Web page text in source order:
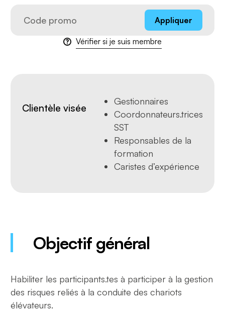
Vérifier si je suis membre
Appliquer
Clientèle visée
Gestionnaires
Coordonnateurs.trices
SST
Responsables de la
formation
Caristes d’expérience
Objectif général
Habiliter les participants.tes à participer à la gestion
des risques reliés à la conduite des chariots
élévateurs.